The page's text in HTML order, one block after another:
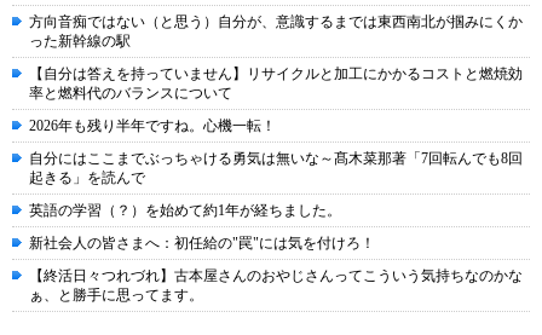
方向音痴ではない（と思う）自分が、意識するまでは東西南北が掴みにくか
った新幹線の駅
【自分は答えを持っていません】リサイクルと加工にかかるコストと燃焼効
率と燃料代のバランスについて
2026年も残り半年ですね。心機一転！
自分にはここまでぶっちゃける勇気は無いな～髙木菜那著「7回転んでも8回
起きる」を読んで
英語の学習（？）を始めて約1年が経ちました。
新社会人の皆さまへ：初任給の"罠"には気を付けろ！
【終活日々つれづれ】古本屋さんのおやじさんってこういう気持ちなのかな
ぁ、と勝手に思ってます。